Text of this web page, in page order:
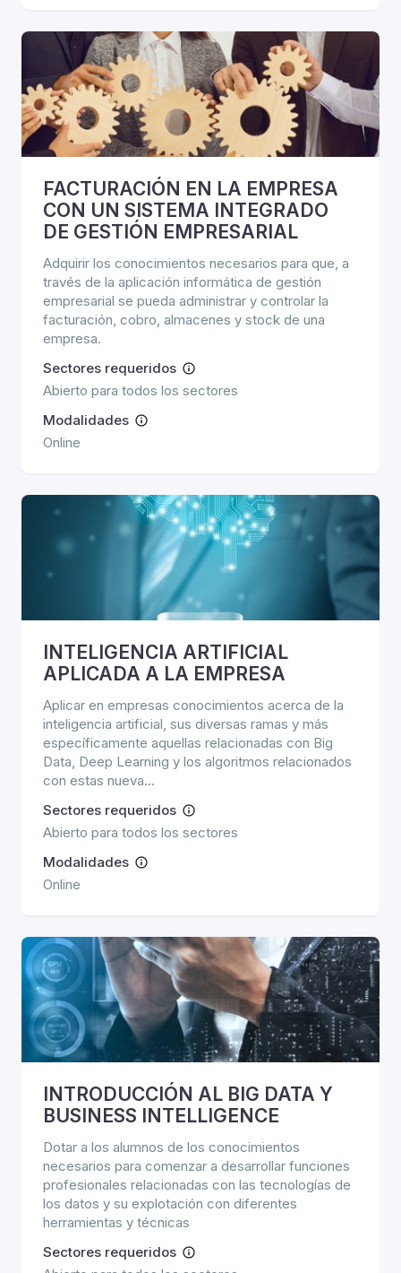
FACTURACIÓN EN LA EMPRESA
CON UN SISTEMA INTEGRADO
DE GESTIÓN EMPRESARIAL
Adquirir los conocimientos necesarios para que, a
través de la aplicación informática de gestión
empresarial se pueda administrar y controlar la
facturación, cobro, almacenes y stock de una
empresa.
Sectores requeridos
Abierto para todos los sectores
Modalidades
Online
INTELIGENCIA ARTIFICIAL
APLICADA A LA EMPRESA
Aplicar en empresas conocimientos acerca de la
inteligencia artificial, sus diversas ramas y más
específicamente aquellas relacionadas con Big
Data, Deep Learning y los algoritmos relacionados
con estas nueva...
Sectores requeridos
Abierto para todos los sectores
Modalidades
Online
INTRODUCCIÓN AL BIG DATA Y
BUSINESS INTELLIGENCE
Dotar a los alumnos de los conocimientos
necesarios para comenzar a desarrollar funciones
profesionales relacionadas con las tecnologías de
los datos y su explotación con diferentes
herramientas y técnicas
Sectores requeridos